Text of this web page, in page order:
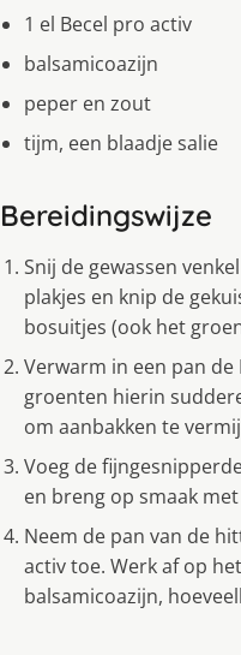
1 el Becel pro activ
balsamicoazijn
peper en zout
tijm, een blaadje salie
Bereidingswijze
Snij de gewassen
plakjes en knip de
bosuitjes (ook het
Verwarm in een pan
groenten hierin
om aanbakken te
Voeg de
en breng op smaak
Neem de pan van de
activ toe. Werk af op
balsamicoazijn,